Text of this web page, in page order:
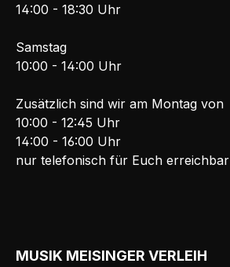
14:00 - 18:30 Uhr
Samstag
10:00 - 14:00 Uhr
Zusätzlich sind wir am Montag von
10:00 - 12:45 Uhr
14:00 - 16:00 Uhr
nur telefonisch für Euch erreichbar
MUSIK MEISINGER VERLEIH